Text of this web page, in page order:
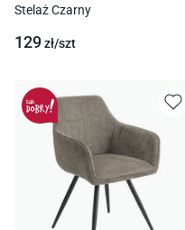
Stelaż Czarny
129zł/szt